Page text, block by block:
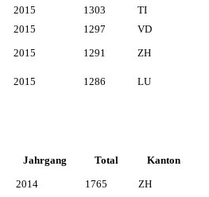
2015 1303
TI
2015 1297 VD
2015 1291 ZH
2015 1286 LU
Jahrgang Total Kanton
2014 1765 ZH